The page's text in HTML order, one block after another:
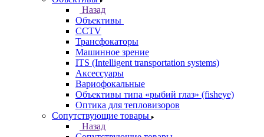
Назад
Объективы
CCTV
Трансфокаторы
Машинное зрение
ITS (Intelligent transportation systems)
Аксессуары
Вариофокальные
Объективы типа «рыбий глаз» (fisheye)
Оптика для тепловизоров
Сопутствующие товары
Назад